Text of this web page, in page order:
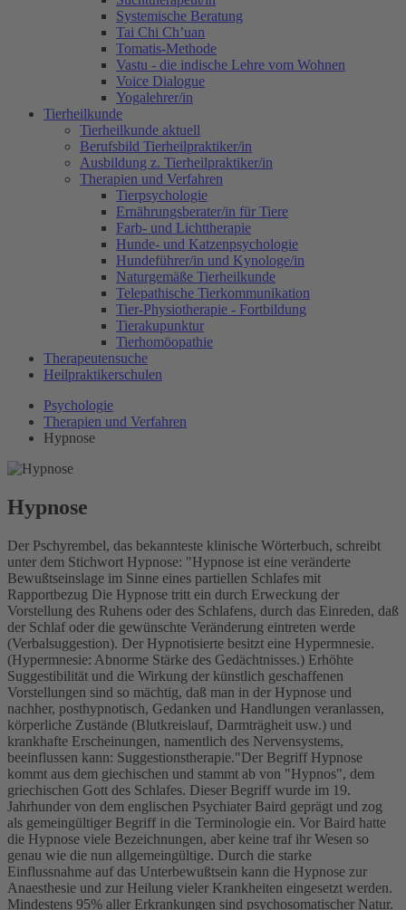
Systemische Beratung
Tai Chi Ch’uan
Tomatis-Methode
Vastu - die indische Lehre vom Wohnen
Voice Dialogue
Yogalehrer/in
Tierheilkunde
Tierheilkunde aktuell
Berufsbild Tierheilpraktiker/in
Ausbildung z. Tierheilpraktiker/in
Therapien und Verfahren
Tierpsychologie
Ernährungsberater/in für Tiere
Farb- und Lichttherapie
Hunde- und Katzenpsychologie
Hundeführer/in und Kynologe/in
Naturgemäße Tierheilkunde
Telepathische Tierkommunikation
Tier-Physiotherapie - Fortbildung
Tierakupunktur
Tierhomöopathie
Therapeutensuche
Heilpraktikerschulen
Psychologie
Therapien und Verfahren
Hypnose
Hypnose
Der Pschyrembel, das bekannteste klinische Wörterbuch, schreibt
unter dem Stichwort Hypnose: "Hypnose ist eine veränderte
Bewußtseinslage im Sinne eines partiellen Schlafes mit
Rapportbezug Die Hypnose tritt ein durch Erweckung der
Vorstellung des Ruhens oder des Schlafens, durch das Einreden, daß
der Schlaf oder die gewünschte Veränderung eintreten werde
(Verbalsuggestion). Der Hypnotisierte besitzt eine Hypermnesie.
(Hypermnesie: Abnorme Stärke des Gedächtnisses.) Erhöhte
Suggestibilität und die Wirkung der künstlich geschaffenen
Vorstellungen sind so mächtig, daß man in der Hypnose und
nachher, posthypnotisch, Gedanken und Handlungen veranlassen,
körperliche Zustände (Blutkreislauf, Darmträgheit usw.) und
krankhafte Erscheinungen, namentlich des Nervensystems,
beeinflussen kann: Suggestionstherapie."Der Begriff Hypnose
kommt aus dem giechischen und stammt ab von "Hypnos", dem
griechischen Gott des Schlafes. Dieser Begriff wurde im 19.
Jahrhunder von dem englischen Psychiater Baird geprägt und zog
als gemeingültiger Begriff in die Terminologie ein. Vor Baird hatte
die Hypnose viele Bezeichnungen, aber keine traf ihr Wesen so
genau wie die nun allgemeingültige. Durch die starke
Einflussnahme auf das Unterbewußtsein kann die Hypnose zur
Anaesthesie und zur Heilung vieler Krankheiten eingesetzt werden.
Mindestens 95% aller Erkrankungen sind psychosomatischer Natur.